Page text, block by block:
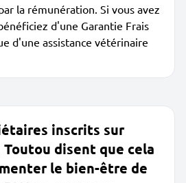
la rémunération. Si vous avez
d'une Garantie Frais
d'une assistance vétérinaire
inscrits sur
disent que cela
le bien-être de